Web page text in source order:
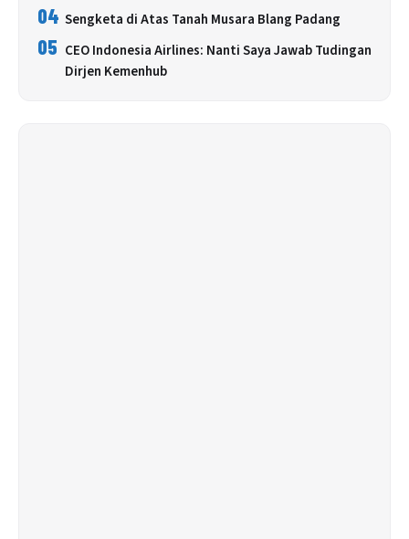
04 Sengketa di Atas Tanah Musara Blang Padang
05 CEO Indonesia Airlines: Nanti Saya Jawab Tudingan
Dirjen Kemenhub